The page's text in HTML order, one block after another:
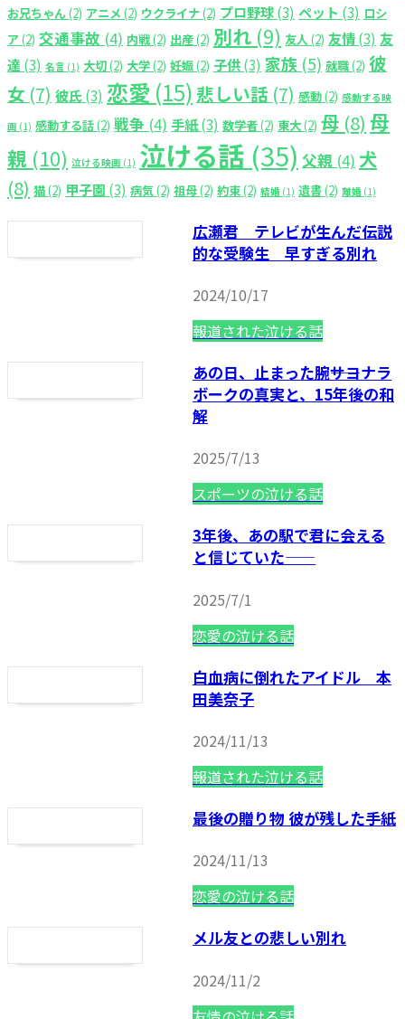
お兄ちゃん(2) アニメ (2) ウクライナ(2) プロ野球(3) ペット (3) ロシ
ア(2) 交通事故 (4) 内戦(2) 出産(2) 別れ (9) 友人 (2) 友情(3) 友
達 (3) 名言 (1) 大切(2) 大学(2) 妊娠(2) 子供(3) 家族 (5) 就職(2) 彼
女 (7) 彼氏(3) 恋愛 (15) 悲しい話 (7) 感動(2) 感動する映
画 (1) 感動する話(2) 戦争 (4) 手紙(3) 数学者(2) 東大(2) 母 (8) 母
親 (10) 泣ける映画 (1) 泣ける話 (35) 父親 (4) 犬
(8) 猫(2) 甲子園 (3) 病気(2) 祖母(2) 約束(2) 結婚 (1) 遺書(2) 離婚 (1)
広瀬君 テレビが生んだ伝説
的な受験生 早すぎる別れ
2024/10/17
報道された泣ける話
あの日、止まった腕――サヨナラ
ボークの真実と、15年後の和
解
2025/7/13
スポーツの泣ける話
3年後、あの駅で君に会える
と信じていた——
2025/7/1
恋愛の泣ける話
白血病に倒れたアイドル 本
田美奈子
2024/11/13
報道された泣ける話
最後の贈り物 彼が残した手紙
2024/11/13
恋愛の泣ける話
メル友との悲しい別れ
2024/11/2